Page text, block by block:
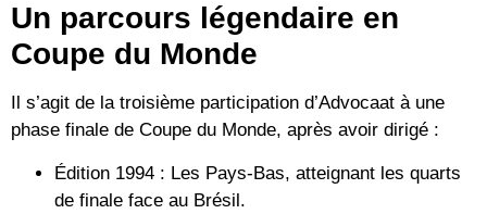
Un parcours légendaire en
Coupe du Monde
Il s’agit de la troisième participation d’Advocaat à une
phase finale de Coupe du Monde, après avoir dirigé :
Édition 1994 : Les Pays-Bas, atteignant les quarts
de finale face au Brésil.